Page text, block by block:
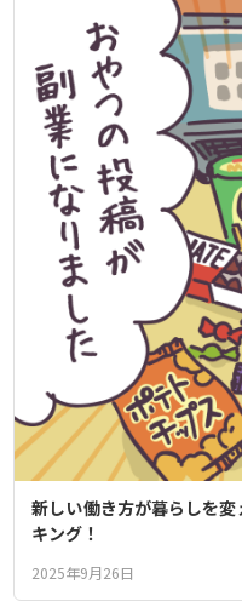
新しい働き方が暮らしを
キング！
2025年9月26日